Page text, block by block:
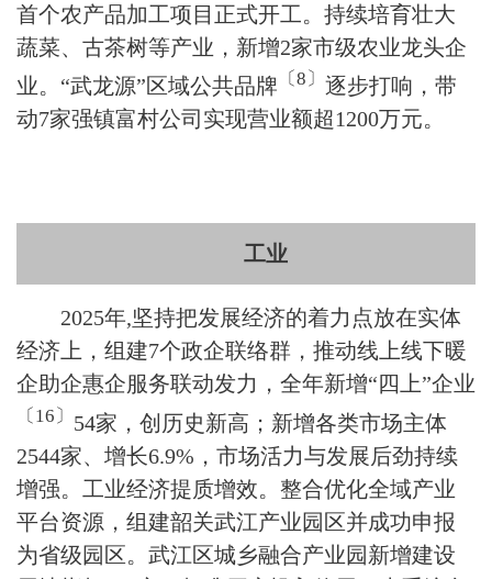
首个农产品加工项目正式开工。持续培育壮大
蔬菜、古茶树等产业，新增2家市级农业龙头企
业。“武龙源”区域公共品牌 〔 8 〕 逐步打响，带
动7家强镇富村公司实现营业额超1200万元。
工业
2025年,坚持把发展经济的着力点放在实体
经济上，组建7个政企联络群，推动线上线下暖
企助企惠企服务联动发力，全年新增“四上”企业
〔 16 〕 54家，创历史新高；新增各类市场主体
2544家、增长6.9%，市场活力与发展后劲持续
增强。工业经济提质增效。整合优化全域产业
平台资源，组建韶关武江产业园区并成功申报
为省级园区。武江区城乡融合产业园新增建设